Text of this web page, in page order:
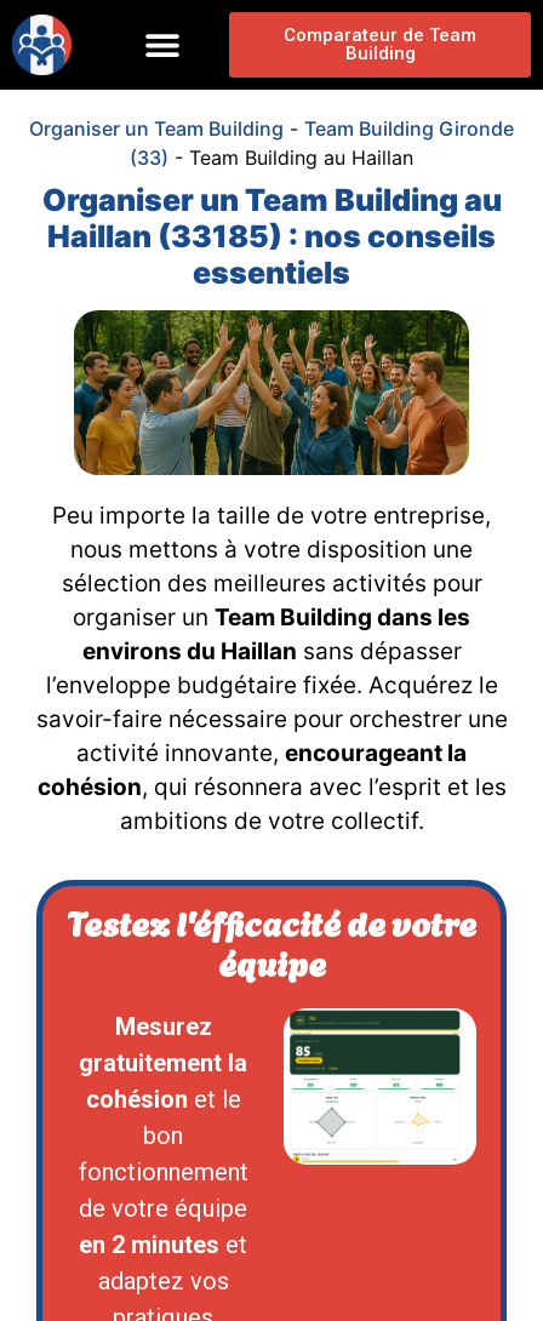
Comparateur de Team
Building
Organiser un Team Building - Team Building Gironde
(33) - Team Building au Haillan
Organiser un Team Building au
Haillan (33185) : nos conseils
essentiels
Peu importe la taille de votre entreprise,
nous mettons à votre disposition une
sélection des meilleures activités pour
organiser un Team Building dans les
environs du Haillan sans dépasser
l’enveloppe budgétaire fixée. Acquérez le
savoir-faire nécessaire pour orchestrer une
activité innovante, encourageant la
cohésion, qui résonnera avec l’esprit et les
ambitions de votre collectif.
Testez l'éfficacité de votre
équipe
Mesurez
gratuitement la
cohésion et le
bon
fonctionnement
de votre équipe
en 2 minutes et
adaptez vos